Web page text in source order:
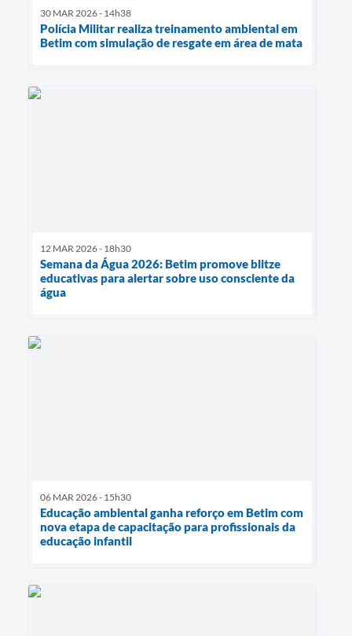
30 MAR 2026 - 14h38
Polícia Militar realiza treinamento ambiental em
Betim com simulação de resgate em área de mata
12 MAR 2026 - 18h30
Semana da Água 2026: Betim promove blitze
educativas para alertar sobre uso consciente da
água
06 MAR 2026 - 15h30
Educação ambiental ganha reforço em Betim com
nova etapa de capacitação para profissionais da
educação infantil